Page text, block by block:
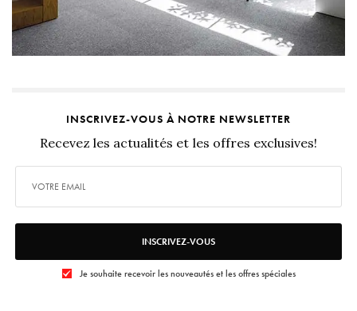
INSCRIVEZ-VOUS À NOTRE NEWSLETTER
Recevez les actualités et les offres exclusives!
INSCRIVEZ-VOUS
Je souhaite recevoir les nouveautés et les offres spéciales